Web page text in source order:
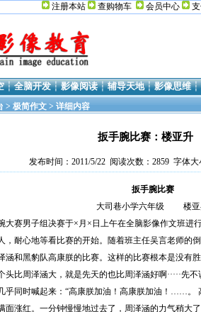
网站！ 注册本站 查购物车 会员中心
┆ 全脑开发 ┆ 影像阅读 ┆ 辅导天地 ┆ 影像思维 ┆
> 极简作文 > 详细内容
扳手腕比赛：楼亚升
发布时间：2011/5/22 阅读次数：2859 字体大
扳手腕比赛
大司巷小学六年级 楼亚
大赛男子组决赛于×月×日上午在全脑影像作文班进行
，耐心地等看比赛的开始。随着班主任吴言老师的
涵和黑豹队高康朕的比赛。这样的比赛根本是没有
比周泽涵大，就是先天的也比周泽涵好啊·····先
乎同时喊起来：“高康朕加油！高康朕加油！……。
面涨红。一分钟慢慢地过去了，周泽涵的力气稍大